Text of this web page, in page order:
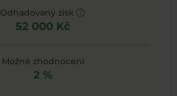
Odhadovaný zisk
52 000 Kč
Možné zhodnocení
2 %